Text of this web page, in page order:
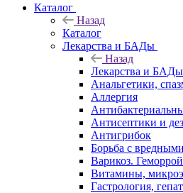
Каталог
Назад
Каталог
Лекарства и БАДы
Назад
Лекарства и БАДы
Анальгетики,
Аллергия
Антисептики и
Антигрибок
Борьба с
Варикоз. Геморрой
Витамины,
Гастрология,